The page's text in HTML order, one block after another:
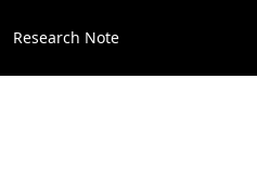
Research Note